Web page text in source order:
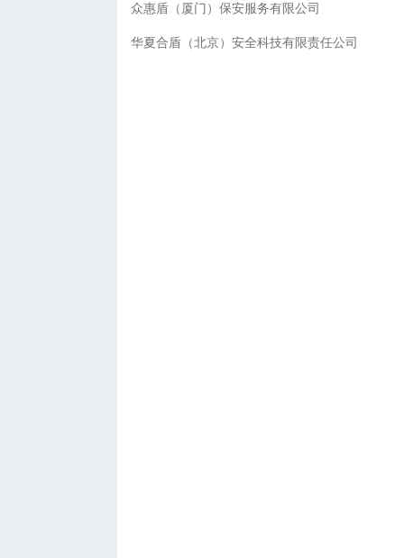
众惠盾（厦门）保安服务有限公司
华夏合盾（北京）安全科技有限责任公司